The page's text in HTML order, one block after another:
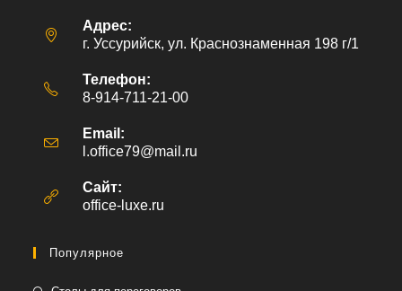
Адрес:
г. Уссурийск, ул. Краснознаменная 198 г/1
Телефон:
8-914-711-21-00
Email:
l.office79@mail.ru
Сайт:
office-luxe.ru
Популярное